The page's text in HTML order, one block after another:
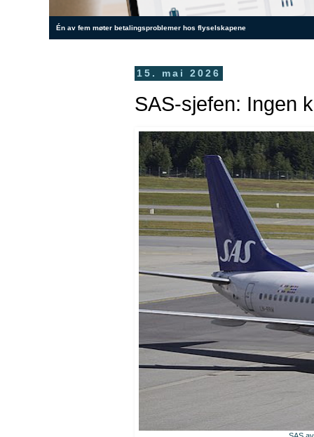
Én av fem møter betalingsproblemer hos flyselskapene
15. mai 2026
SAS-sjefen: Ingen